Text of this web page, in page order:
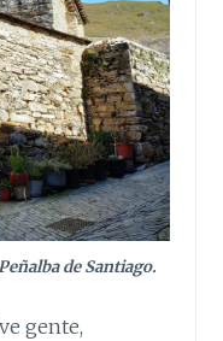
de Santiago.
gente,